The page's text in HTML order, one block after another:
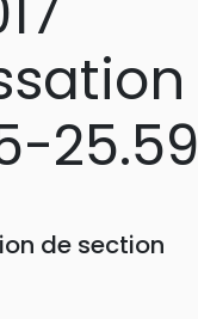
de section